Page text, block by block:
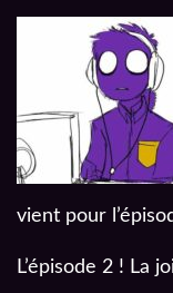
vient pour
L’épisode 2 ! La